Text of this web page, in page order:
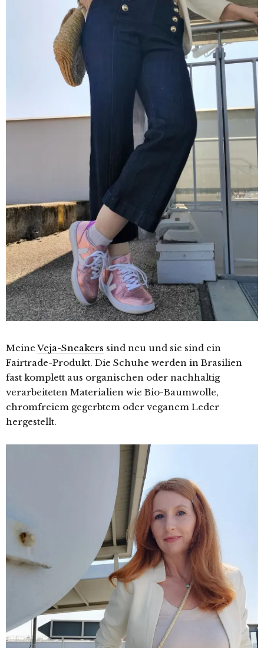
MeineVeja-Sneakers sind neu und sie sind ein
Fairtrade-Produkt. Die Schuhe werden in Brasilien
fast komplett aus organischen oder nachhaltig
verarbeiteten Materialien wie Bio-Baumwolle,
chromfreiem gegerbtem oder veganem Leder
hergestellt.